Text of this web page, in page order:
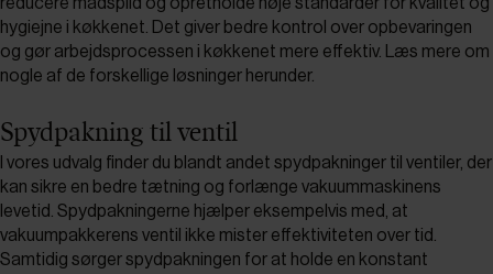
reducere madspild og opretholde høje standarder for kvalitet og
hygiejne i køkkenet. Det giver bedre kontrol over opbevaringen
og gør arbejdsprocessen i køkkenet mere effektiv. Læs mere om
nogle af de forskellige løsninger herunder.
Spydpakning til ventil
I vores udvalg finder du blandt andet spydpakninger til ventiler, der
kan sikre en bedre tætning og forlænge vakuummaskinens
levetid. Spydpakningerne hjælper eksempelvis med, at
vakuumpakkerens ventil ikke mister effektiviteten over tid.
Samtidig sørger spydpakningen for at holde en konstant